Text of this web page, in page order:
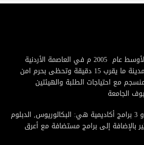
تأسست جامعة الشرق الأوسط عام 2005 م في العاصمة الأردنية
عمان, وتبعد عن مركز المدينة ما يقرب 15 دقيقة وتحظى بحرم امن
مع احتياجات الطلبة والهيئتين
الجامعة
وتضم الجامعة 9 كليات و 3 برامج أكاديمية هي: البكالوريوس, الدبلوم
بالإضافة إلى برامج مستضافة مع أعرق